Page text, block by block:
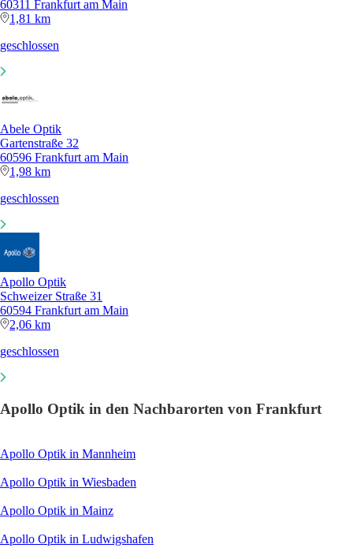
60311 Frankfurt am Main
1,81 km
geschlossen
Abele Optik
Gartenstraße 32
60596 Frankfurt am Main
1,98 km
geschlossen
Apollo Optik
Schweizer Straße 31
60594 Frankfurt am Main
2,06 km
geschlossen
Apollo Optik in den Nachbarorten von Frankfurt
Apollo Optik in Mannheim
Apollo Optik in Wiesbaden
Apollo Optik in Mainz
Apollo Optik in Ludwigshafen